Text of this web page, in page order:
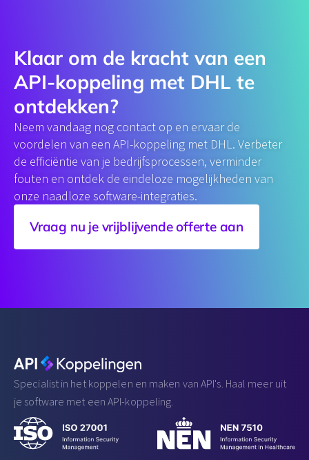
Klaar om de kracht van een
API-koppeling​ met DHL te
ontdekken?
Neem vandaag nog contact op en ervaar de
voordelen van een API-koppeling met DHL. Verbeter
de efficiëntie van je bedrijfsprocessen, verminder
fouten en ontdek de eindeloze mogelijkheden van
onze naadloze software-integraties.
Vraag nu je vrijblijvende offerte aan
Specialist in het koppelen en maken van API's. Haal meer uit
je software met een API-koppeling.